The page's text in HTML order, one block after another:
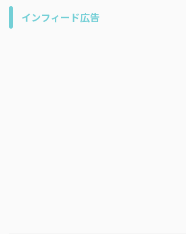
インフィード広告